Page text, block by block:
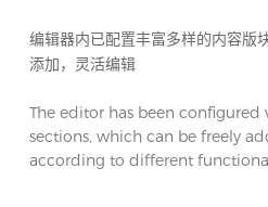
编辑器内已配置丰富多样的内容版
添加，灵活编辑
The editor has been
sections, which can be freely
according to different